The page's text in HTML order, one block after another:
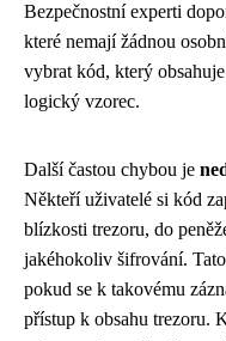
Bezpečnostní experti
které nemají žádnou
vybrat kód, který
logický vzorec.
Další častou chybou je
Někteří uživatelé si kód
blízkosti trezoru, do
jakéhokoliv šifrování.
pokud se k takovému
přístup k obsahu trezoru.